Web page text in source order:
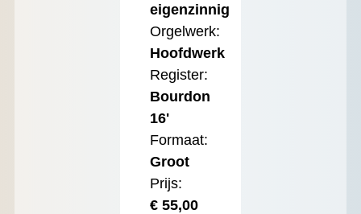
eigenzinnig
Orgelwerk:
Hoofdwerk
Register:
Bourdon
16'
Formaat:
Groot
Prijs:
€55,00